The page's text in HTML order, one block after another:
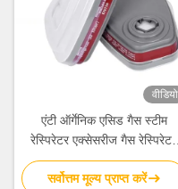
वीडियो
एंटी ऑर्गेनिक एसिड गैस स्टीम
रेस्पिरेटर एक्सेसरीज गैस रेस्पिरेटर
कार्ट्रिज टाइप
सर्वोत्तम मूल्य प्राप्त करें